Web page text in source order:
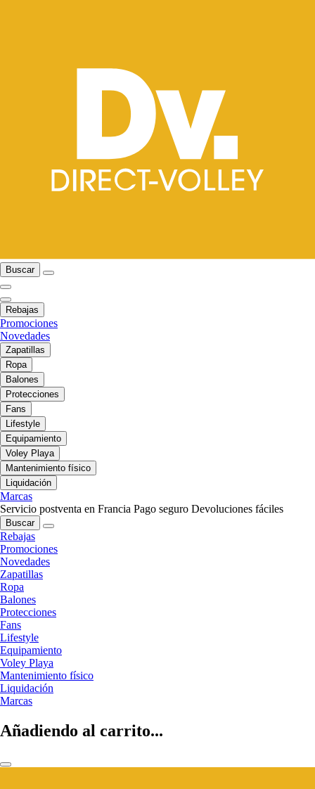
Buscar
Rebajas
Promociones
Novedades
Zapatillas
Ropa
Balones
Protecciones
Fans
Lifestyle
Equipamiento
Voley Playa
Mantenimiento físico
Liquidación
Marcas
Servicio postventa en Francia Pago seguro Devoluciones fáciles
Buscar
Rebajas
Promociones
Novedades
Zapatillas
Ropa
Balones
Protecciones
Fans
Lifestyle
Equipamiento
Voley Playa
Mantenimiento físico
Liquidación
Marcas
Añadiendo al carrito...